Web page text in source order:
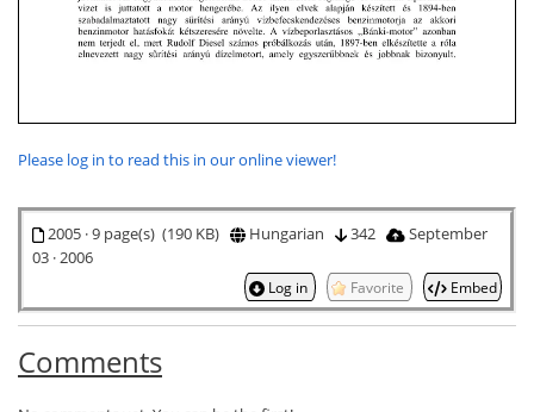
Please log in to read this in our online viewer!
2005 · 9 page(s) (190 KB) Hungarian 342
September
03 · 2006
Log in Favorite Embed
Comments